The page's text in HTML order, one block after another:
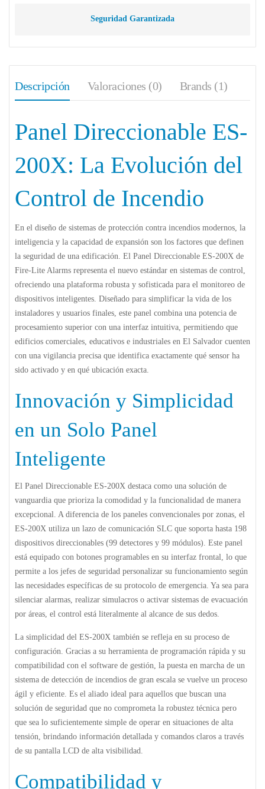
Seguridad Garantizada
Descripción Valoraciones (0) Brands (1)
Panel Direccionable ES-
200X: La Evolución del
Control de Incendio
En el diseño de sistemas de protección contra incendios modernos, la
inteligencia y la capacidad de expansión son los factores que definen
la seguridad de una edificación. El Panel Direccionable ES-200X de
Fire-Lite Alarms representa el nuevo estándar en sistemas de control,
ofreciendo una plataforma robusta y sofisticada para el monitoreo de
dispositivos inteligentes. Diseñado para simplificar la vida de los
instaladores y usuarios finales, este panel combina una potencia de
procesamiento superior con una interfaz intuitiva, permitiendo que
edificios comerciales, educativos e industriales en El Salvador cuenten
con una vigilancia precisa que identifica exactamente qué sensor ha
sido activado y en qué ubicación exacta.
Innovación y Simplicidad
en un Solo Panel
Inteligente
El Panel Direccionable ES-200X destaca como una solución de
vanguardia que prioriza la comodidad y la funcionalidad de manera
excepcional. A diferencia de los paneles convencionales por zonas, el
ES-200X utiliza un lazo de comunicación SLC que soporta hasta 198
dispositivos direccionables (99 detectores y 99 módulos). Este panel
está equipado con botones programables en su interfaz frontal, lo que
permite a los jefes de seguridad personalizar su funcionamiento según
las necesidades específicas de su protocolo de emergencia. Ya sea para
silenciar alarmas, realizar simulacros o activar sistemas de evacuación
por áreas, el control está literalmente al alcance de sus dedos.
La simplicidad del ES-200X también se refleja en su proceso de
configuración. Gracias a su herramienta de programación rápida y su
compatibilidad con el software de gestión, la puesta en marcha de un
sistema de detección de incendios de gran escala se vuelve un proceso
ágil y eficiente. Es el aliado ideal para aquellos que buscan una
solución de seguridad que no comprometa la robustez técnica pero
que sea lo suficientemente simple de operar en situaciones de alta
tensión, brindando información detallada y comandos claros a través
de su pantalla LCD de alta visibilidad.
Compatibilidad y